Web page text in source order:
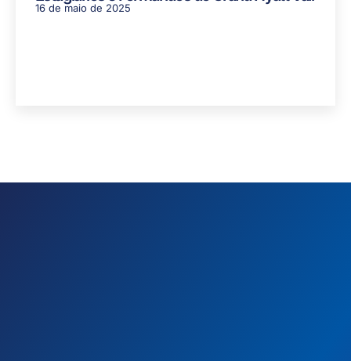
16 de maio de 2025